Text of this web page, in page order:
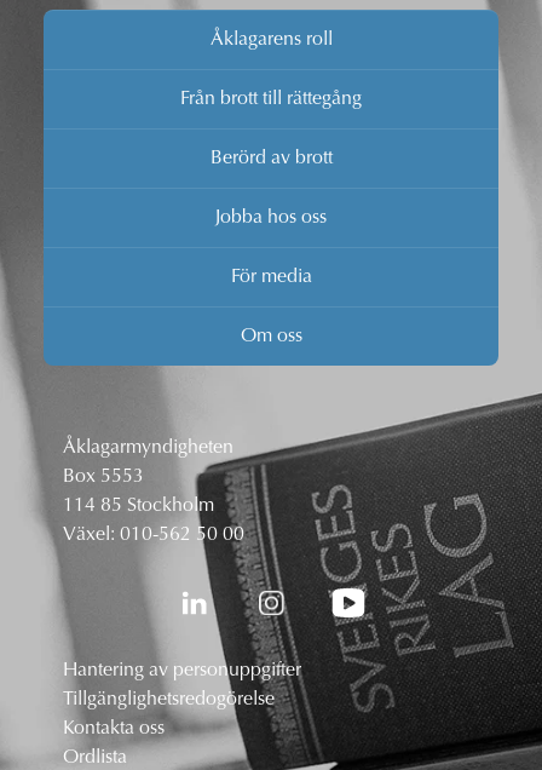
Åklagarens roll
Från brott till rättegång
Berörd av brott
Jobba hos oss
För media
Om oss
Åklagarmyndigheten
Box 5553
114 85 Stockholm
Växel: 010-562 50 00
Hantering av personuppgifter
Tillgänglighetsredogörelse
Kontakta oss
Ordlista